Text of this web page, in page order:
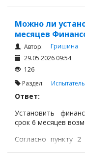
Можно ли
месяцев
Автор:
Гришина
29.05.2026 09:54
126
Раздел:
Ответ:
Установить
срок 6 месяцев
Согласно пункту